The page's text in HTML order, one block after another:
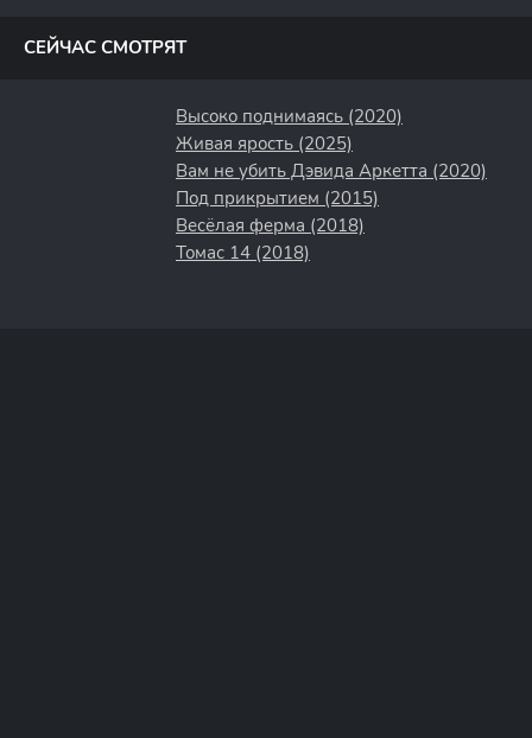
СЕЙЧАС СМОТРЯТ
Высоко поднимаясь (2020)
Живая ярость (2025)
Вам не убить Дэвида Аркетта (2020)
Под прикрытием (2015)
Весёлая ферма (2018)
Томас 14 (2018)